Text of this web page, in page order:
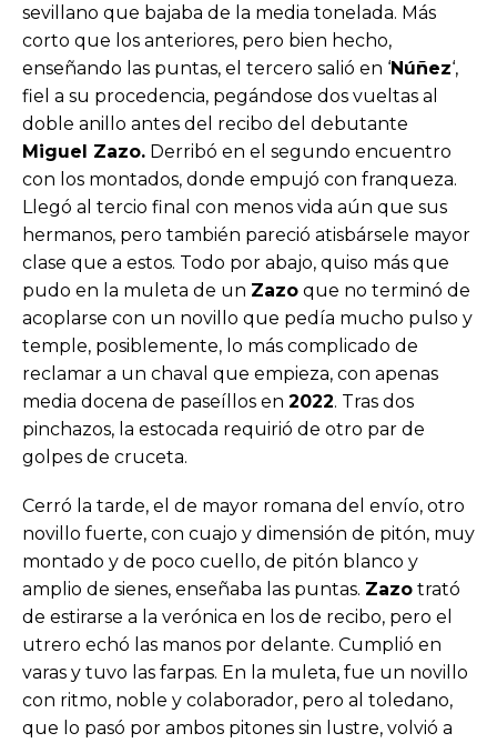
sevillano que bajaba de la media tonelada. Más
corto que los anteriores, pero bien hecho,
enseñando las puntas, el tercero salió en ‘Núñez‘,
fiel a su procedencia, pegándose dos vueltas al
doble anillo antes del recibo del debutante
Miguel Zazo. Derribó en el segundo encuentro
con los montados, donde empujó con franqueza.
Llegó al tercio final con menos vida aún que sus
hermanos, pero también pareció atisbársele mayor
clase que a estos. Todo por abajo, quiso más que
pudo en la muleta de un Zazo que no terminó de
acoplarse con un novillo que pedía mucho pulso y
temple, posiblemente, lo más complicado de
reclamar a un chaval que empieza, con apenas
media docena de paseíllos en 2022. Tras dos
pinchazos, la estocada requirió de otro par de
golpes de cruceta.
Cerró la tarde, el de mayor romana del envío, otro
novillo fuerte, con cuajo y dimensión de pitón, muy
montado y de poco cuello, de pitón blanco y
amplio de sienes, enseñaba las puntas. Zazo trató
de estirarse a la verónica en los de recibo, pero el
utrero echó las manos por delante. Cumplió en
varas y tuvo las farpas. En la muleta, fue un novillo
con ritmo, noble y colaborador, pero al toledano,
que lo pasó por ambos pitones sin lustre, volvió a